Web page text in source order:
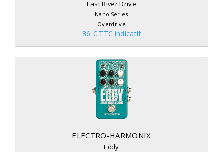
East River Drive
Nano Series
Overdrive
86 € TTC indicatif
ELECTRO-HARMONIX
Eddy